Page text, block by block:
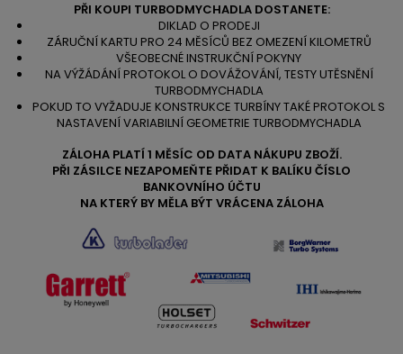
PŘI KOUPI TURBODMYCHADLA DOSTANETE:
DIKLAD O PRODEJI
ZÁRUČNÍ KARTU PRO 24 MĚSÍCŮ BEZ OMEZENÍ KILOMETRŮ
VŠEOBECNÉ INSTRUKČNÍ POKYNY
NA VÝŽÁDÁNÍ PROTOKOL O DOVÁŽOVÁNÍ, TESTY UTĚSNĚNÍ
TURBODMYCHADLA
POKUD TO VYŽADUJE KONSTRUKCE TURBÍNY TAKÉ PROTOKOL S
NASTAVENÍ VARIABILNÍ GEOMETRIE TURBODMYCHADLA
ZÁLOHA PLATÍ 1 MĚSÍC OD DATA NÁKUPU ZBOŽÍ.
PŘI ZÁSILCE NEZAPOMEŇTE PŘIDAT K BALÍKU ČÍSLO
BANKOVNÍHO ÚČTU
NA KTERÝ BY MĚLA BÝT VRÁCENA ZÁLOHA